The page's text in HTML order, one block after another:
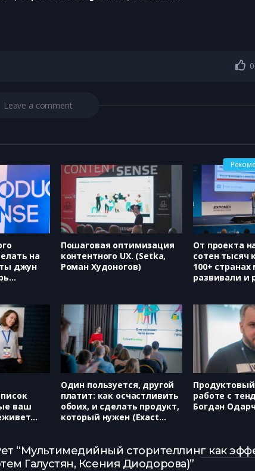
0
Leave a comment
на
джун
Пошаговая оптимизация
контентного UX. (Setka,
Роман Худоногов)
От проекта
сотен тысяч
100+
развивали и
ваш
Один пользуется, другой
платит: как осчастливить
обоих, и сделать продукт,
который нужен (Exact
работе с
Богдан
“Мультимедийный сторителлинг как
Галустян, Ксения Диодорова)”